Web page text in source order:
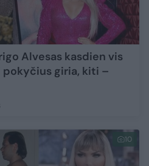
Alvesas kasdien vis
giria, kiti –
10